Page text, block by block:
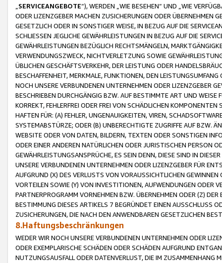
SERVICEANGEBOTE“), WERDEN „WIE BESEHEN“ UND „WIE
ODER LIZENZGEBER MACHEN ZUSICHERUNGEN ODER ÜBERNEHMEN
GESETZLICH ODER IN SONSTIGER WEISE, IN BEZUG AUF DIE
SCHLIESSEN JEGLICHE GEWÄHRLEISTUNGEN IN BEZUG AUF DIE
GEWÄHRLEISTUNGEN BEZÜGLICH RECHTSMÄNGELN,
VERWENDUNGSZWECK, NICHTVERLETZUNG SOWIE
ÜBLICHEN GESCHÄFTSVERKEHR, DER LEISTUNG ODER
BESCHAFFENHEIT, MERKMALE, FUNKTIONEN, DEN
NOCH UNSERE VERBUNDENEN UNTERNEHMEN ODER LIZENZGEBER
BESCHRIEBEN DURCHGÄNGIG BZW. AUF BESTIMMTE ART UND
KORREKT, FEHLERFREI ODER FREI VON SCHÄDLICHEN
HAFTEN FÜR: (A) FEHLER, UNGENAUIGKEITEN, VIREN,
SYSTEMABSTÜRZE; ODER (B) UNBERECHTIGTE ZUGRIFFE AUF BZW.
WEBSITE ODER VON DATEN, BILDERN, TEXTEN ODER SONSTIGEN
ODER EINER ANDEREN NATÜRLICHEN ODER JURISTISCHEN PERSON
GEWÄHRLEISTUNGSANSPRÜCHE, ES SEIN DENN, DIESE SIND IN
UNSERE VERBUNDENEN UNTERNEHMEN ODER LIZENZGEBER FÜR
AUFGRUND (X) DES VERLUSTS VON VORAUSSICHTLICHEN
VORTEILEN SOWIE (Y) VON INVESTITIONEN, AUFWENDUNGEN ODER
PARTNERPROGRAMM VORNEHMEN BZW. ÜBERNEHMEN ODER (Z)
BESTIMMUNG DIESES ARTIKELS 7 BEGRÜNDET EINEN AUSSCHLUSS
ZUSICHERUNGEN, DIE NACH DEN ANWENDBAREN GESETZLICHEN
8.Haftungsbeschränkungen
WEDER WIR NOCH UNSERE VERBUNDENEN UNTERNEHMEN ODER
ODER EXEMPLARISCHE SCHÄDEN ODER SCHÄDEN AUFGRUND
NUTZUNGSAUSFALL ODER DATENVERLUST, DIE IM ZUSAMMENHANG